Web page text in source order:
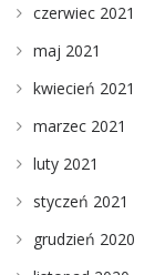
czerwiec 2021
maj 2021
kwiecień 2021
marzec 2021
luty 2021
styczeń 2021
grudzień 2020